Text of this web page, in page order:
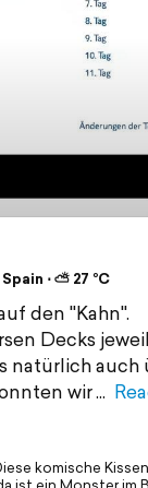
⋅ ⛅ 27 °C
den "Kahn".
Decks
natürlich
wir
komische